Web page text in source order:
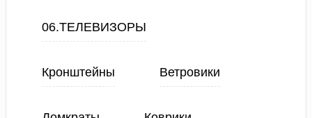
06.ТЕЛЕВИЗОРЫ
Кронштейны Ветровики